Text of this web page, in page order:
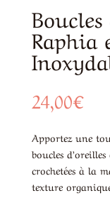
Boucles
Raphia
24,00€
Apportez une
boucles
crochetées à la
texture